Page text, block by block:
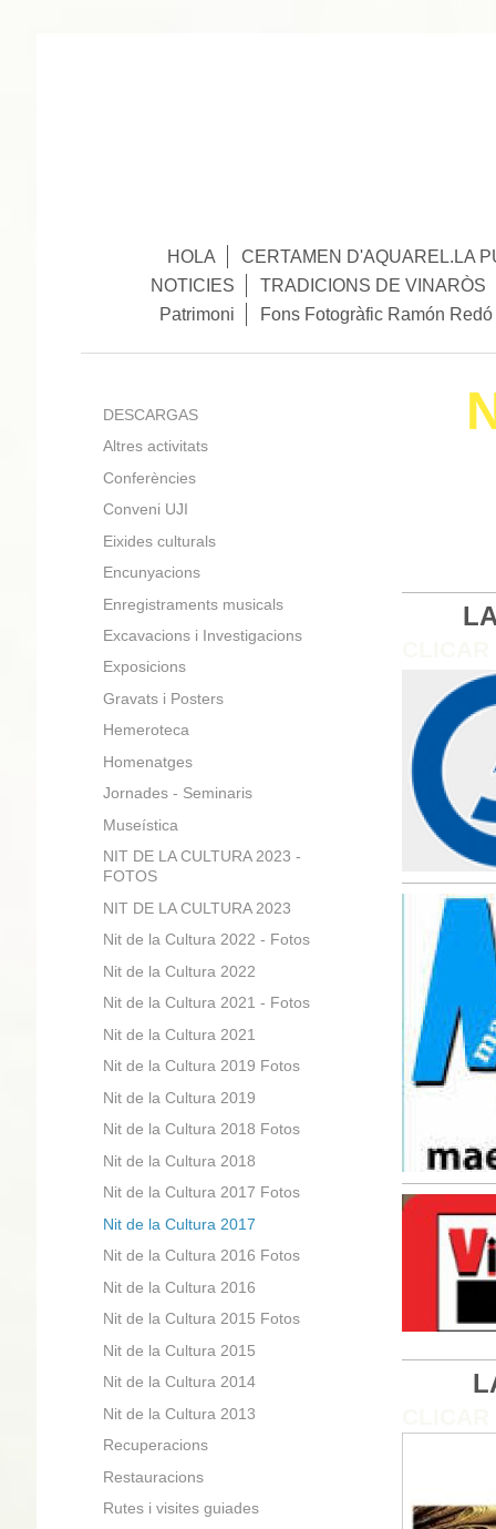
HOLA
CERTAMEN D'AQUAREL.LA
NOTICIES
TRADICIONS DE VINARÒS
Patrimoni
Fons Fotogràfic Ramón Redó
DESCARGAS
Altres activitats
Conferències
Conveni UJI
Eixides culturals
Encunyacions
Enregistraments musicals
Excavacions i Investigacions
Exposicions
Gravats i Posters
Hemeroteca
Homenatges
Jornades - Seminaris
Museística
NIT DE LA CULTURA 2023 -
FOTOS
NIT DE LA CULTURA 2023
Nit de la Cultura 2022 - Fotos
Nit de la Cultura 2022
Nit de la Cultura 2021 - Fotos
Nit de la Cultura 2021
Nit de la Cultura 2019 Fotos
Nit de la Cultura 2019
Nit de la Cultura 2018 Fotos
Nit de la Cultura 2018
Nit de la Cultura 2017 Fotos
Nit de la Cultura 2017
Nit de la Cultura 2016 Fotos
Nit de la Cultura 2016
Nit de la Cultura 2015 Fotos
Nit de la Cultura 2015
Nit de la Cultura 2014
Nit de la Cultura 2013
Recuperacions
Restauracions
Rutes i visites guiades